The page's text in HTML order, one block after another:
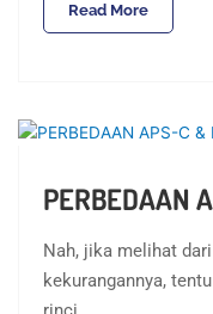
Read More
PERBEDAAN
Nah, jika melihat
kekurangannya,